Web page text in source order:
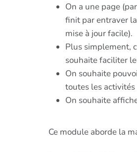
On a une page
finit par entraver
mise à jour facile).
Plus simplement,
souhaite faciliter
On souhaite
toutes les
On souhaite
Ce module aborde la